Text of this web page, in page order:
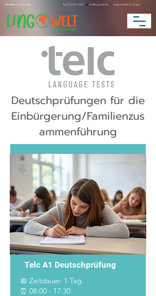
★★★★★ 4,9 auf Google 📞 0176 32213629 📧info@lingowelt.de. 📍Hegaustraße 23, Singen
Deutschprüfungen für die
Einbürgerung/Familienzus
ammenführung​
Telc A1 Deutschprüfung
📅 Zeitdauer: 1 Tag.
⏰ 08:00 - 17:30